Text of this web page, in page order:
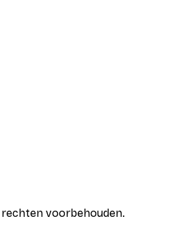
rechten voorbehouden.